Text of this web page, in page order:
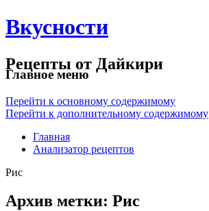
Вкусности
Рецепты от Дайкири
Главное меню
Перейти к основному содержимому
Перейти к дополнительному содержимому
Главная
Анализатор рецептов
Рис
Архив метки: Рис